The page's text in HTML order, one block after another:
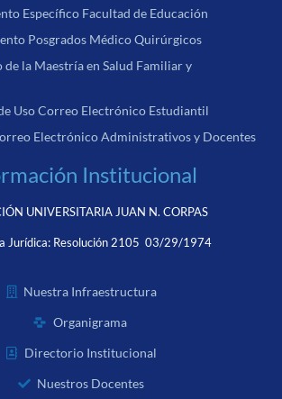
Específico Facultad de Educación
Posgrados Médico Quirúrgicos
la Maestría en Salud Familiar y
Uso Correo Electrónico Estudiantil
Electrónico Administrativos y Docentes
Institucional
UNIVERSITARIA JUAN N. CORPAS
Jurídica: Resolución 2105 03/29/1974
Nuestra Infraestructura
Organigrama
Directorio Institucional
Nuestros Docentes